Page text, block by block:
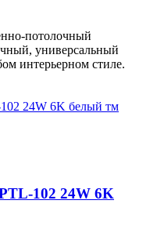
потолочный
универсальный
интерьерном стиле.
102 24W 6K